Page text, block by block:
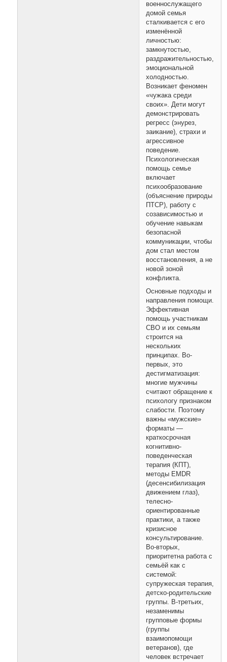
военнослужащего
домой семья
сталкивается с его
изменённой
личностью:
замкнутостью,
раздражительностью,
эмоциональной
холодностью.
Возникает феномен
«чужака среди
своих». Дети могут
демонстрировать
регресс (энурез,
заикание), страхи и
агрессивное
поведение.
Психологическая
помощь семье
включает
психообразование
(объяснение природы
ПТСР), работу с
созависимостью и
обучение навыкам
безопасной
коммуникации, чтобы
дом стал местом
восстановления, а не
новой зоной
конфликта.
Основные подходы и
направления помощи.
Эффективная
помощь участникам
СВО и их семьям
строится на
нескольких
принципах. Во-
первых, это
дестигматизация:
многие мужчины
считают обращение к
психологу признаком
слабости. Поэтому
важны «мужские»
форматы —
краткосрочная
когнитивно-
поведенческая
терапия (КПТ),
методы EMDR
(десенсибилизация
движением глаз),
телесно-
ориентированные
практики, а также
кризисное
консультирование.
Во-вторых,
приоритетна работа с
семьёй как с
системой:
супружеская терапия,
детско-родительские
группы. В-третьих,
незаменимы
групповые формы
(группы
взаимопомощи
ветеранов), где
человек встречает